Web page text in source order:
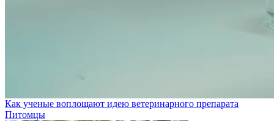
Как ученые воплощают идею ветеринарного препарата
Питомцы